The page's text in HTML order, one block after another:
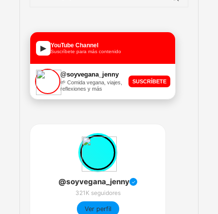
▶ YouTube Channel
Suscríbete para más contenido
@soyvegana_jenny
🌱 Comida vegana, viajes,
reflexiones y más
SUSCRÍBETE
@soyvegana_jenny ✓
321K seguidores
Ver perfil